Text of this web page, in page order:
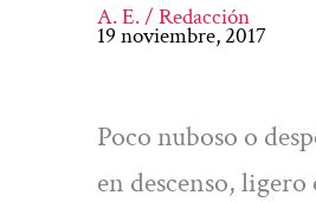
A. E. / Redacción
19 noviembre, 2017
Poco nuboso o
en descenso,